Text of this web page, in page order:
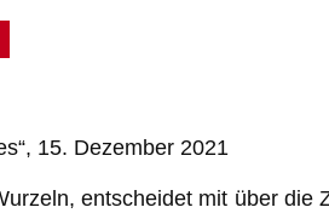
15. Dezember 2021
entscheidet mit über